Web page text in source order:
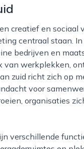
centraal staan.
bedrijven en
van werkplekken,
zuid richt zich op
voor
organisaties